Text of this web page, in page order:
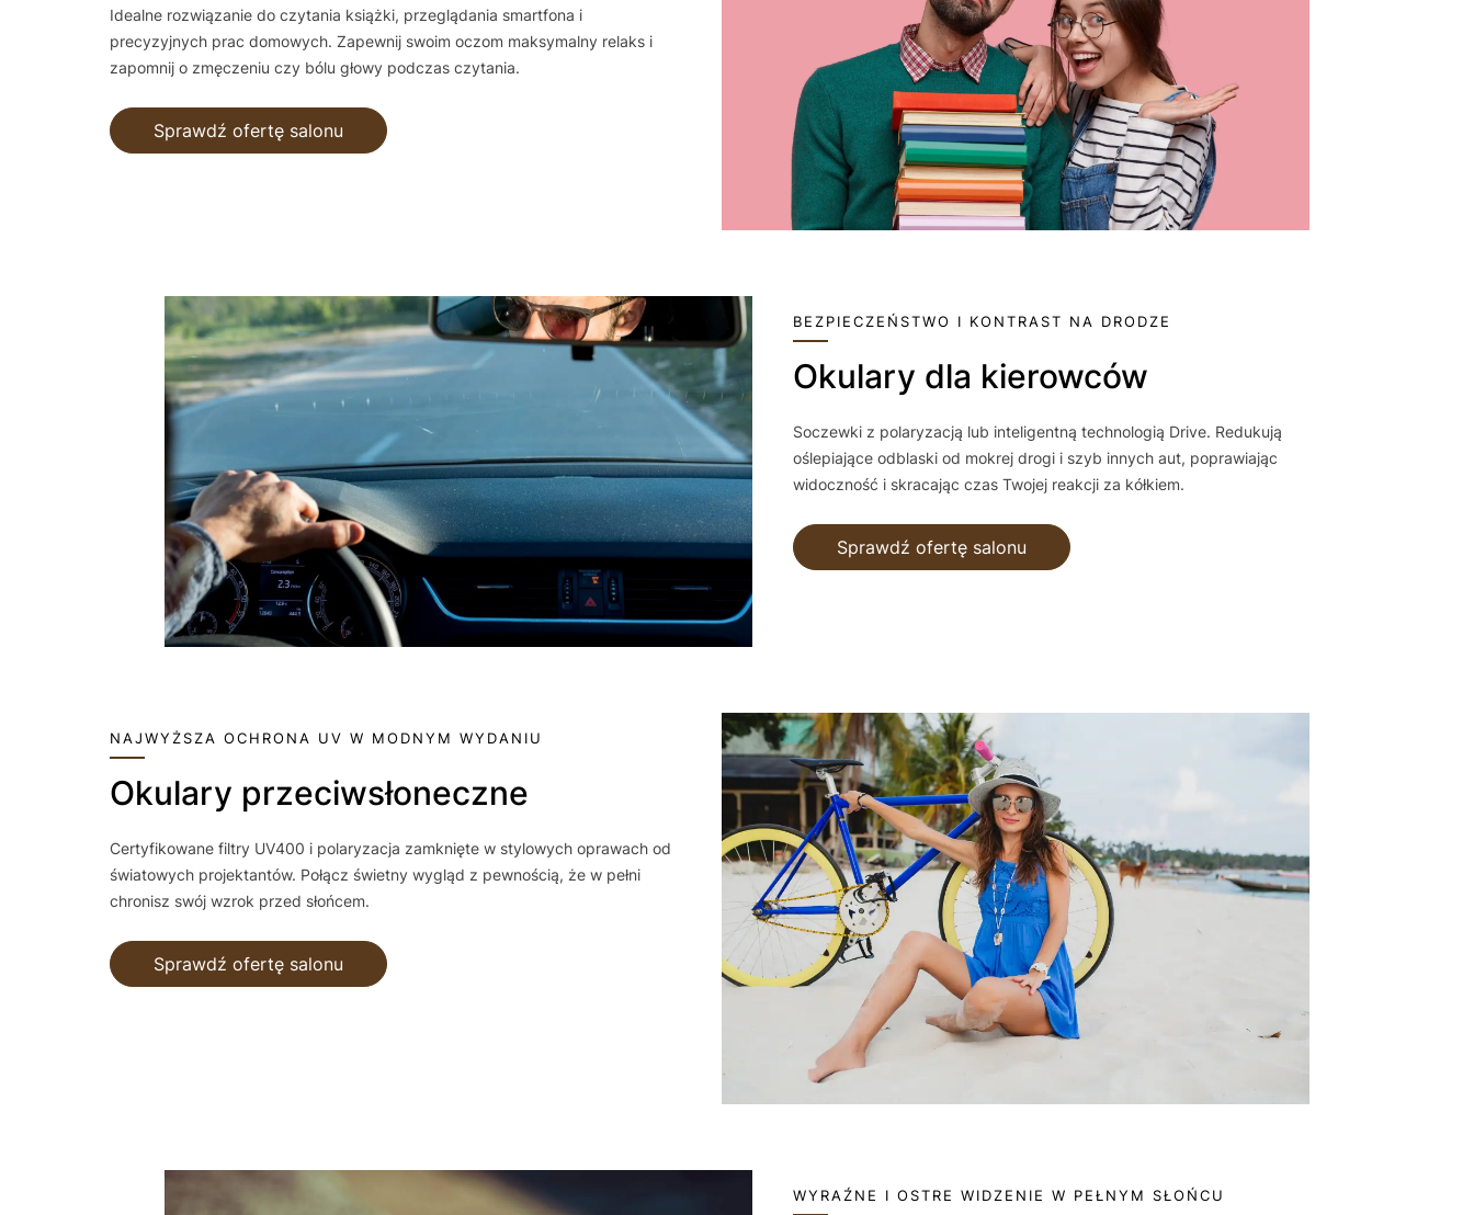
Idealne rozwiązanie do czytania książki, przeglądania smartfona i
precyzyjnych prac domowych. Zapewnij swoim oczom maksymalny relaks i
zapomnij o zmęczeniu czy bólu głowy podczas czytania.
Sprawdź ofertę salonu
BEZPIECZEŃSTWO I KONTRAST NA DRODZE
Okulary dla kierowców
Soczewki z polaryzacją lub inteligentną technologią Drive. Redukują
oślepiające odblaski od mokrej drogi i szyb innych aut, poprawiając
widoczność i skracając czas Twojej reakcji za kółkiem.
Sprawdź ofertę salonu
NAJWYŻSZA OCHRONA UV W MODNYM WYDANIU
Okulary przeciwsłoneczne
Certyfikowane filtry UV400 i polaryzacja zamknięte w stylowych oprawach od
światowych projektantów. Połącz świetny wygląd z pewnością, że w pełni
chronisz swój wzrok przed słońcem.
Sprawdź ofertę salonu
WYRAŹNE I OSTRE WIDZENIE W PEŁNYM SŁOŃCU